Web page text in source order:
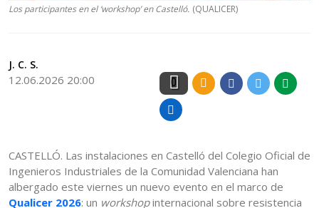
Los participantes en el ‘workshop’ en Castelló. (QUALICER)
J. C. S.
12.06.2026 20:00 0
CASTELLÓ. Las instalaciones en Castelló del Colegio Oficial de
Ingenieros Industriales de la Comunidad Valenciana han
albergado este viernes un nuevo evento en el marco de
Qualicer 2026: un workshopinternacional sobre resistencia